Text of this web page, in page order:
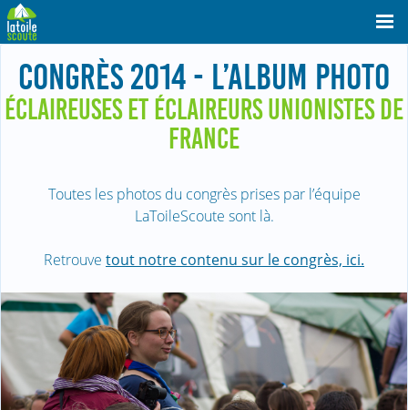
CONGRÈS 2014 - L’ALBUM PHOTO
ÉCLAIREUSES ET ÉCLAIREURS UNIONISTES DE
FRANCE
Toutes les photos du congrès prises par l’équipe
LaToileScoute sont là.
Retrouve tout notre contenu sur le congrès, ici.